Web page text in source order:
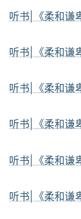
听书|《柔和谦
听书|《柔和谦
听书|《柔和谦
听书|《柔和谦
听书|《柔和谦
听书|《柔和谦